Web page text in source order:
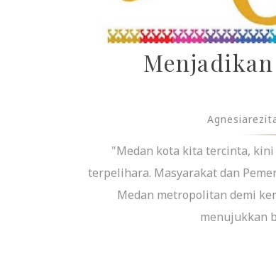
"Medan kota kita tercinta,
terpelihara. Masyarakat dan
Medan metropolitan demi
menujukkan